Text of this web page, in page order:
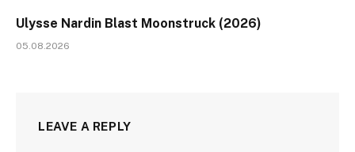
Ulysse Nardin Blast Moonstruck (2026)
05.08.2026
LEAVE A REPLY